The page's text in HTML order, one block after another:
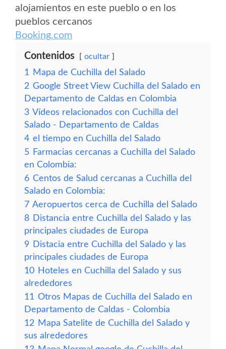
alojamientos en este pueblo o en los
pueblos cercanos
Booking.com
Contenidos ocultar
1
Mapa de Cuchilla del Salado
2 Google Street View Cuchilla del Salado en
Departamento de Caldas en Colombia
3 Vídeos relacionados con Cuchilla del
Salado - Departamento de Caldas
4 el tiempo en Cuchilla del Salado
5 Farmacias cercanas a Cuchilla del Salado
en Colombia:
6 Centos de Salud cercanas a Cuchilla del
Salado en Colombia:
7 Aeropuertos cerca de Cuchilla del Salado
8 Distancia entre Cuchilla del Salado y las
principales ciudades de Europa
9 Distacia entre Cuchilla del Salado y las
principales ciudades de Europa
10 Hoteles en Cuchilla del Salado y sus
alrededores
11 Otros Mapas de Cuchilla del Salado en
Departamento de Caldas - Colombia
12 Mapa Satelite de Cuchilla del Salado y
sus alrededores